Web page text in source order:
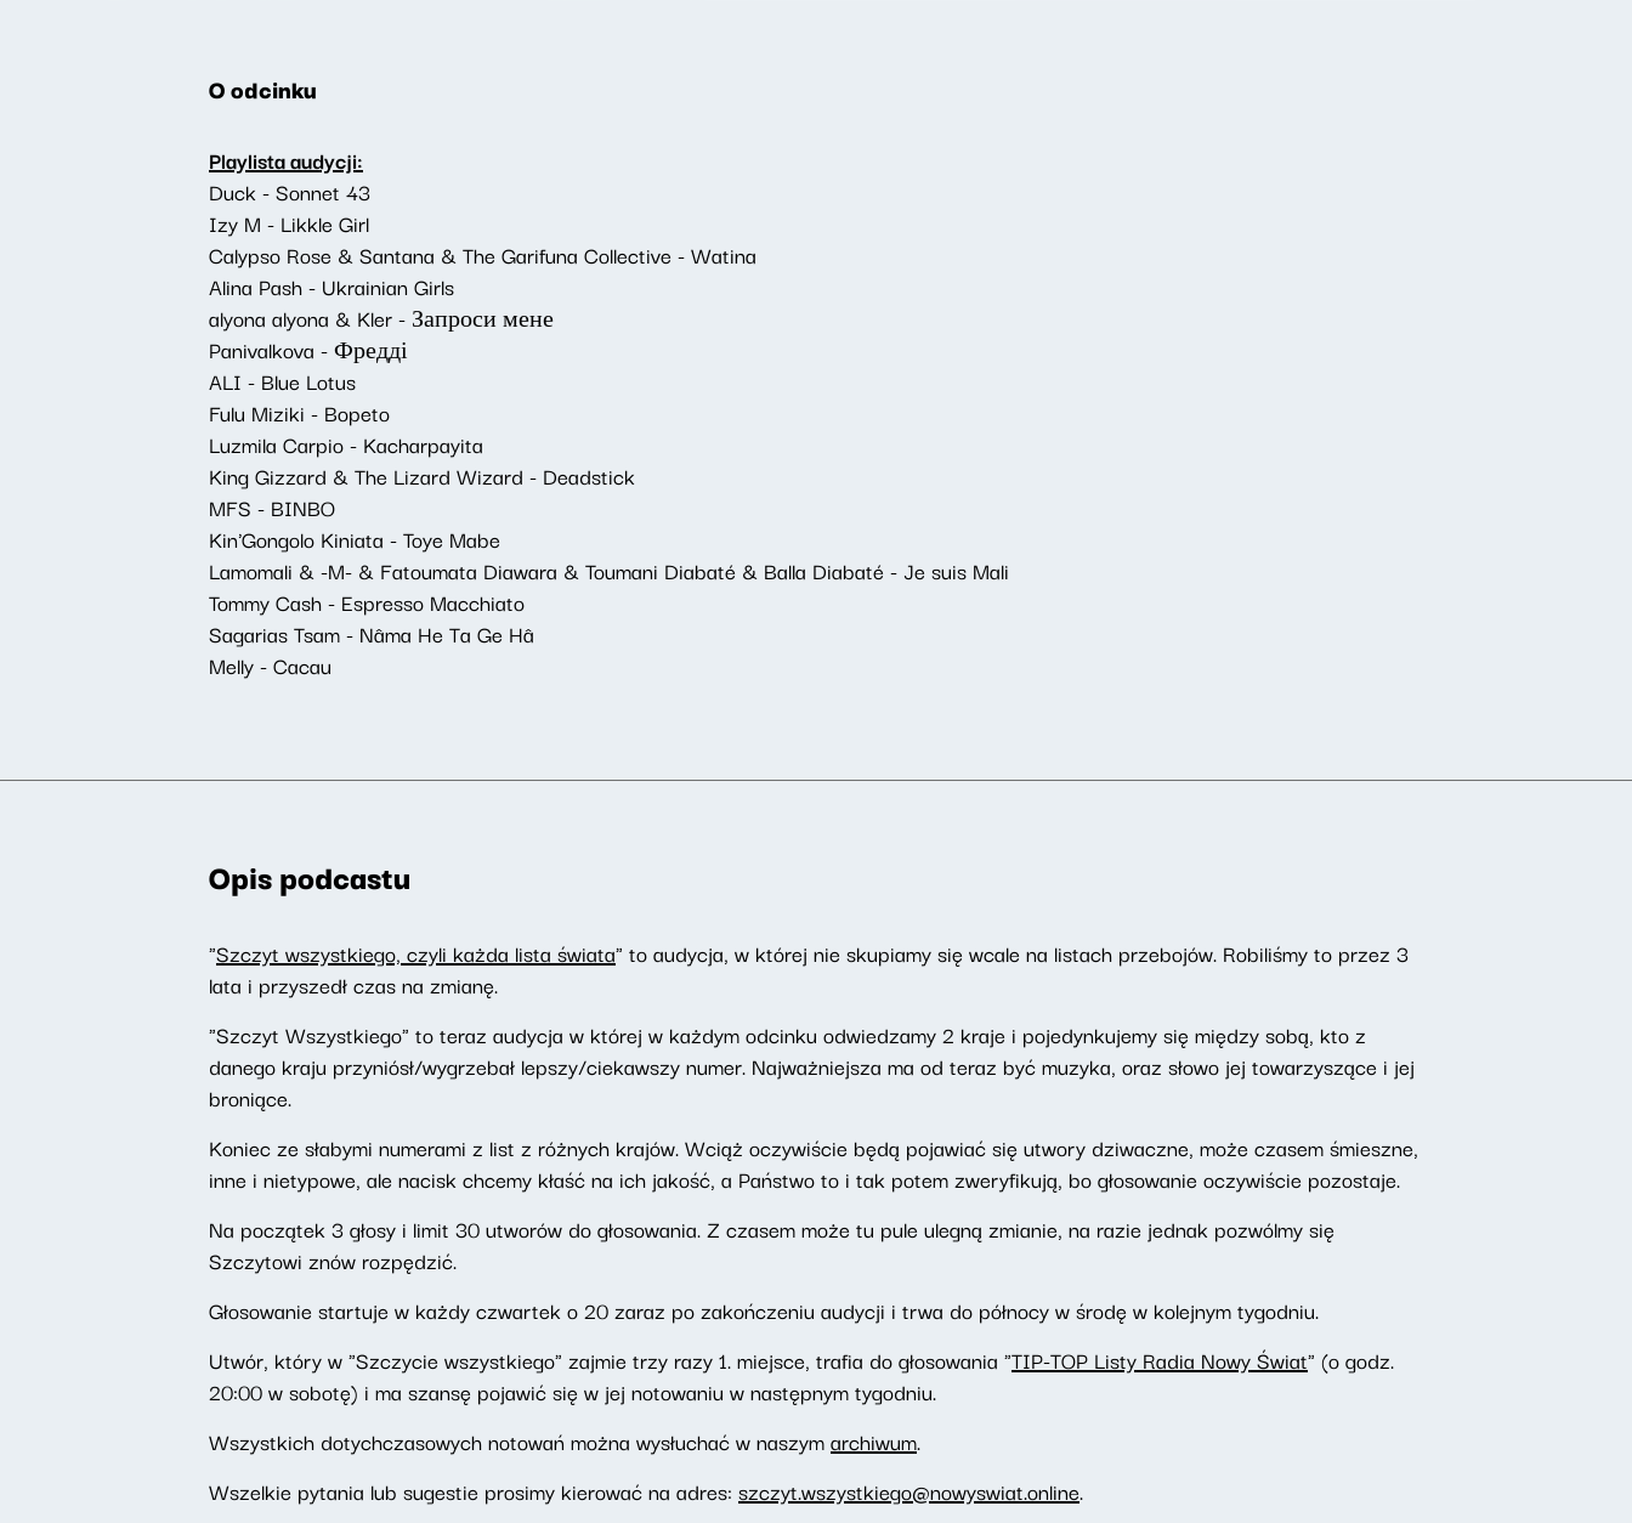
O odcinku
Playlista audycji:
Duck - Sonnet 43
Izy M - Likkle Girl
Calypso Rose & Santana & The Garifuna Collective - Watina
Alina Pash - Ukrainian Girls
alyona alyona & Kler - Запроси мене
Panivalkova - Фредді
ALI - Blue Lotus
Fulu Miziki - Bopeto
Luzmila Carpio - Kacharpayita
King Gizzard & The Lizard Wizard - Deadstick
MFS - BINBO
Kin'Gongolo Kiniata - Toye Mabe
Lamomali & -M- & Fatoumata Diawara & Toumani Diabaté & Balla Diabaté - Je suis Mali
Tommy Cash - Espresso Macchiato
Sagarias Tsam - Nâma He Ta Ge Hâ
Melly - Cacau
Opis podcastu
"Szczyt wszystkiego, czyli każda lista świata" to audycja, w której nie skupiamy się wcale na listach przebojów. Robiliśmy to przez 3
lata i przyszedł czas na zmianę.
"Szczyt Wszystkiego" to teraz audycja w której w każdym odcinku odwiedzamy 2 kraje i pojedynkujemy się między sobą, kto z
danego kraju przyniósł/wygrzebał lepszy/ciekawszy numer. Najważniejsza ma od teraz być muzyka, oraz słowo jej towarzyszące i jej
broniące.
Koniec ze słabymi numerami z list z różnych krajów. Wciąż oczywiście będą pojawiać się utwory dziwaczne, może czasem śmieszne,
inne i nietypowe, ale nacisk chcemy kłaść na ich jakość, a Państwo to i tak potem zweryfikują, bo głosowanie oczywiście pozostaje.
Na początek 3 głosy i limit 30 utworów do głosowania. Z czasem może tu pule ulegną zmianie, na razie jednak pozwólmy się
Szczytowi znów rozpędzić.
Głosowanie startuje w każdy czwartek o 20 zaraz po zakończeniu audycji i trwa do północy w środę w kolejnym tygodniu.
Utwór, który w "Szczycie wszystkiego" zajmie trzy razy 1. miejsce, trafia do głosowania "TIP-TOP Listy Radia Nowy Świat" (o godz.
20:00 w sobotę) i ma szansę pojawić się w jej notowaniu w następnym tygodniu.
Wszystkich dotychczasowych notowań można wysłuchać w naszymarchiwum.
Wszelkie pytania lub sugestie prosimy kierować na adres: szczyt.wszystkiego@nowyswiat.online.